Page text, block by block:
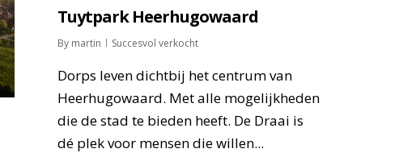
Tuytpark Heerhugowaard
By martin Succesvol verkocht
Dorps leven dichtbij het centrum van
Heerhugowaard. Met alle mogelijkheden
die de stad te bieden heeft. De Draai is
dé plek voor mensen die willen...